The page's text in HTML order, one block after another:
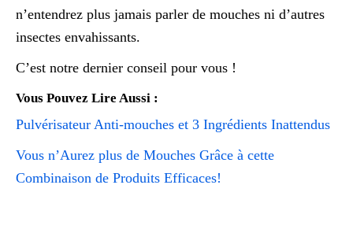
n’entendrez plus jamais parler de mouches ni d’autres
insectes envahissants.
C’est notre dernier conseil pour vous !
Vous Pouvez Lire Aussi :
Pulvérisateur Anti-mouches et 3 Ingrédients Inattendus
Vous n’Aurez plus de Mouches Grâce à cette
Combinaison de Produits Efficaces!